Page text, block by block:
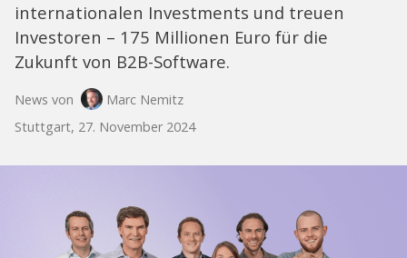
internationalen Investments und treuen
Investoren – 175 Millionen Euro für die
Zukunft von B2B-Software.
News von
Marc Nemitz
Stuttgart, 27. November 2024